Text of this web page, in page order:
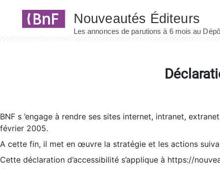
BNF s ’engage à rendre ses sites internet, intranet,
février 2005.
A cette fin, il met en œuvre la stratégie et les actions
Cette déclaration d’accessibilité s’applique à https://